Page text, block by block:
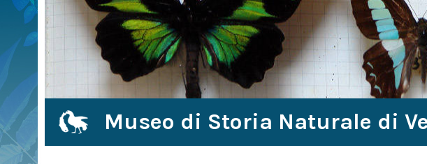
Museo di Storia Naturale di